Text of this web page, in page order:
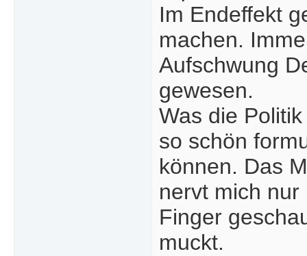
Im Endeffekt
machen.
Aufschwung
gewesen.
Was die
so schön
können. Das
nervt mich
Finger
muckt.